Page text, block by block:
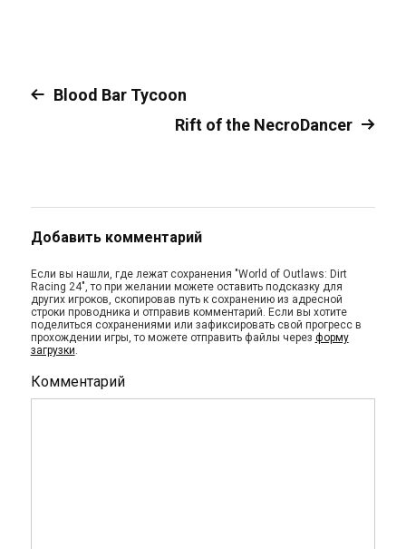
Blood Bar Tycoon
Rift of the NecroDancer
Добавить комментарий
Если вы нашли, где лежат сохранения "World of Outlaws: Dirt
Racing 24", то при желании можете оставить подсказку для
других игроков, скопировав путь к сохранению из адресной
строки проводника и отправив комментарий. Если вы хотите
поделиться сохранениями или зафиксировать свой прогресс в
прохождении игры, то можете отправить файлы через форму
загрузки.
Комментарий